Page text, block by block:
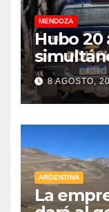
MENDOZA
Hubo 20
frontera
Godoy
8 AGOSTO,
ARGENTINA
La